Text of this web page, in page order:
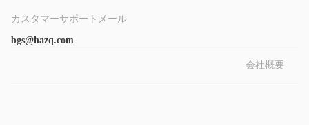
カスタマーサポートメール
bgs@hazq.com
会社概要